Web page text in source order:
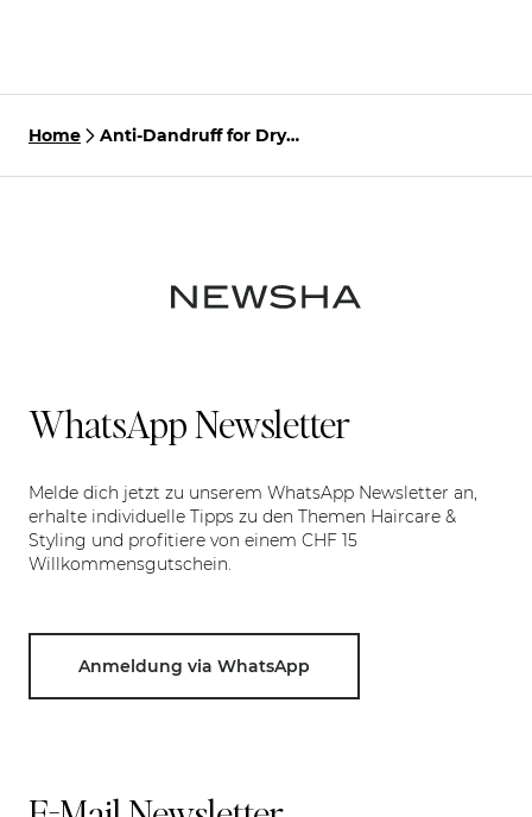
Home
Anti-Dandruff for Dry
WhatsApp Newsletter
Melde dich jetzt zu unserem WhatsApp Newsletter an,
erhalte individuelle Tipps zu den Themen Haircare &
Styling und profitiere von einem CHF 15
Willkommensgutschein.
Anmeldung via WhatsApp